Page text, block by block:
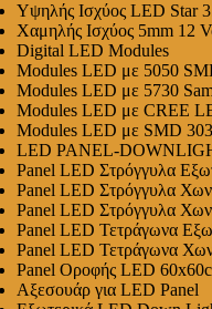
Υψηλής Ισχύος LED Star
Χαμηλής Ισχύος 5mm 12
Digital LED Modules
Modules LED με 5050
Modules LED με 5730
Modules LED με CREE
Modules LED με SMD
LED PANEL-
Panel LED Στρόγγυλα
Panel LED Στρόγγυλα
Panel LED Στρόγγυλα
Panel LED Τετράγωνα
Panel LED Τετράγωνα
Panel Οροφής LED
Αξεσουάρ για LED Panel